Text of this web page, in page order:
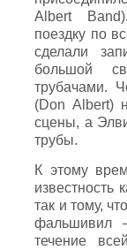
Albert
поездку по
сделали
большой
трубачами.
(Don Albert)
сцены, а
трубы.
К этому
известность
так и тому,
фальшивил
течение